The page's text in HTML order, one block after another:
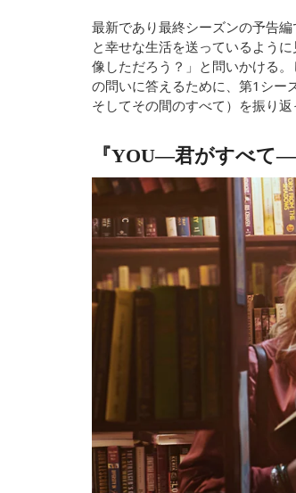
最新であり最終シーズンの予告
と幸せな生活を送っているよう
像しただろう？」と問いかける
の問いに答えるために、第1シー
そしてその間のすべて）を振り返
『YOU―君がすべて